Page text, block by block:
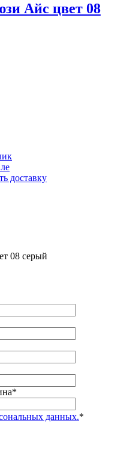
Айс цвет 08
доставку
08 серый
*
данных.*